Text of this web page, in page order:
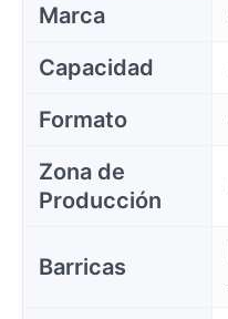
Marca
Capacidad
Formato
Zona de
Producción
Barricas